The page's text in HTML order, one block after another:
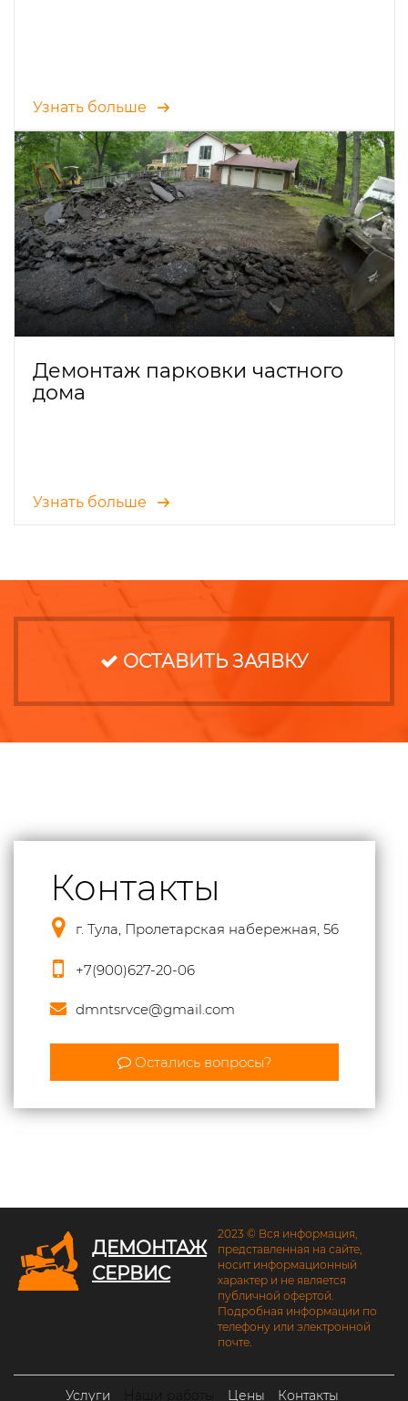
Узнать больше
Демонтаж парковки частного
дома
Узнать больше
ОСТАВИТЬ ЗАЯВКУ
Контакты
г. Тула, Пролетарская набережная, 56
+7(900)627-20-06
dmntsrvce@gmail.com
Остались вопросы?
ДЕМОНТАЖ
СЕРВИС
2023 © Вся информация,
представленная на сайте,
носит информационный
характер и не является
публичной офертой.
Подробная информации по
телефону или электронной
почте.
Услуги Цены Контакты